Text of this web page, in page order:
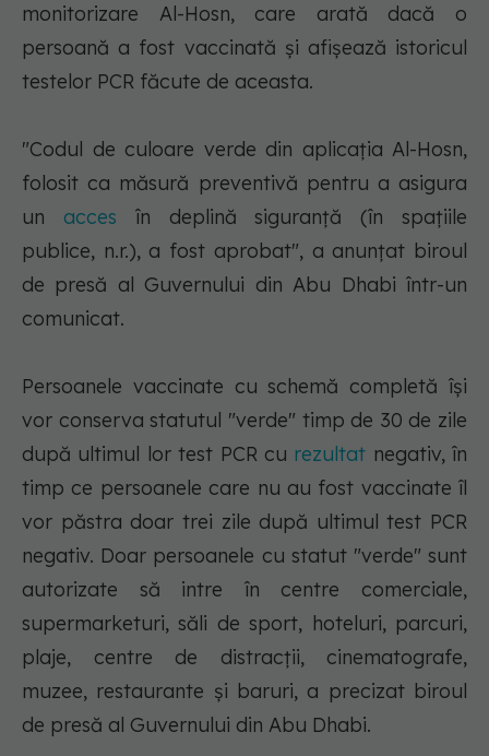
monitorizare Al-Hosn, care arată dacă o
persoană a fost vaccinată şi afişează istoricul
testelor PCR făcute de aceasta.
"Codul de culoare verde din aplicaţia Al-Hosn,
folosit ca măsură preventivă pentru a asigura
un acces în deplină siguranţă (în spaţiile
publice, n.r.), a fost aprobat", a anunţat biroul
de presă al Guvernului din Abu Dhabi într-un
comunicat.
Persoanele vaccinate cu schemă completă îşi
vor conserva statutul "verde" timp de 30 de zile
după ultimul lor test PCR cu rezultat negativ, în
timp ce persoanele care nu au fost vaccinate îl
vor păstra doar trei zile după ultimul test PCR
negativ. Doar persoanele cu statut "verde" sunt
autorizate să intre în centre comerciale,
supermarketuri, săli de sport, hoteluri, parcuri,
plaje, centre de distracţii, cinematografe,
muzee, restaurante şi baruri, a precizat biroul
de presă al Guvernului din Abu Dhabi.